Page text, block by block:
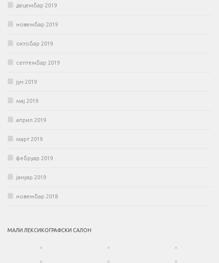
децембар 2019
новембар 2019
октобар 2019
септембар 2019
јун 2019
мај 2019
април 2019
март 2019
фебруар 2019
јануар 2019
новембар 2018
МАЛИ ЛЕКСИКОГРАФСКИ САЛОН